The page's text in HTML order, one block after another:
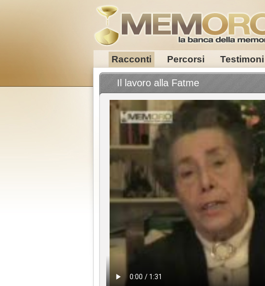
Racconti Percorsi Testimoni
Il lavoro alla Fatme